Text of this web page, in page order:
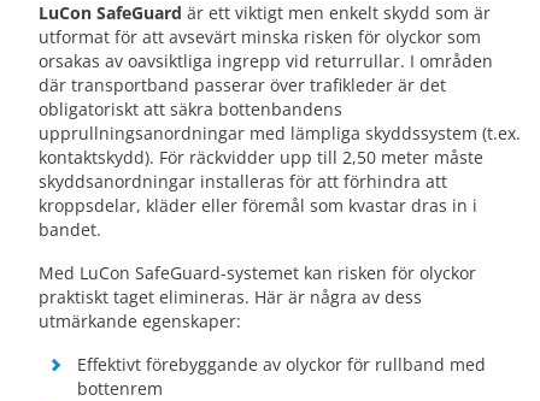
LuCon SafeGuard är ett viktigt men enkelt skydd som är
utformat för att avsevärt minska risken för olyckor som
orsakas av oavsiktliga ingrepp vid returrullar. I områden
där transportband passerar över trafikleder är det
obligatoriskt att säkra bottenbandens
upprullningsanordningar med lämpliga skyddssystem (t.ex.
kontaktskydd). För räckvidder upp till 2,50 meter måste
skyddsanordningar installeras för att förhindra att
kroppsdelar, kläder eller föremål som kvastar dras in i
bandet.
Med LuCon SafeGuard-systemet kan risken för olyckor
praktiskt taget elimineras. Här är några av dess
utmärkande egenskaper:
Effektivt förebyggande av olyckor för rullband med
bottenrem